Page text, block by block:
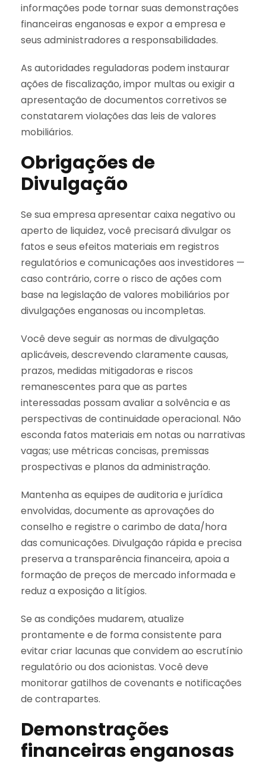
informações pode tornar suas demonstrações
financeiras enganosas e expor a empresa e
seus administradores a responsabilidades.
As autoridades reguladoras podem instaurar
ações de fiscalização, impor multas ou exigir a
apresentação de documentos corretivos se
constatarem violações das leis de valores
mobiliários.
Obrigações de
Divulgação
Se sua empresa apresentar caixa negativo ou
aperto de liquidez, você precisará divulgar os
fatos e seus efeitos materiais em registros
regulatórios e comunicações aos investidores —
caso contrário, corre o risco de ações com
base na legislação de valores mobiliários por
divulgações enganosas ou incompletas.
Você deve seguir as normas de divulgação
aplicáveis, descrevendo claramente causas,
prazos, medidas mitigadoras e riscos
remanescentes para que as partes
interessadas possam avaliar a solvência e as
perspectivas de continuidade operacional. Não
esconda fatos materiais em notas ou narrativas
vagas; use métricas concisas, premissas
prospectivas e planos da administração.
Mantenha as equipes de auditoria e jurídica
envolvidas, documente as aprovações do
conselho e registre o carimbo de data/hora
das comunicações. Divulgação rápida e precisa
preserva a transparência financeira, apoia a
formação de preços de mercado informada e
reduz a exposição a litígios.
Se as condições mudarem, atualize
prontamente e de forma consistente para
evitar criar lacunas que convidem ao escrutínio
regulatório ou dos acionistas. Você deve
monitorar gatilhos de covenants e notificações
de contrapartes.
Demonstrações
financeiras enganosas